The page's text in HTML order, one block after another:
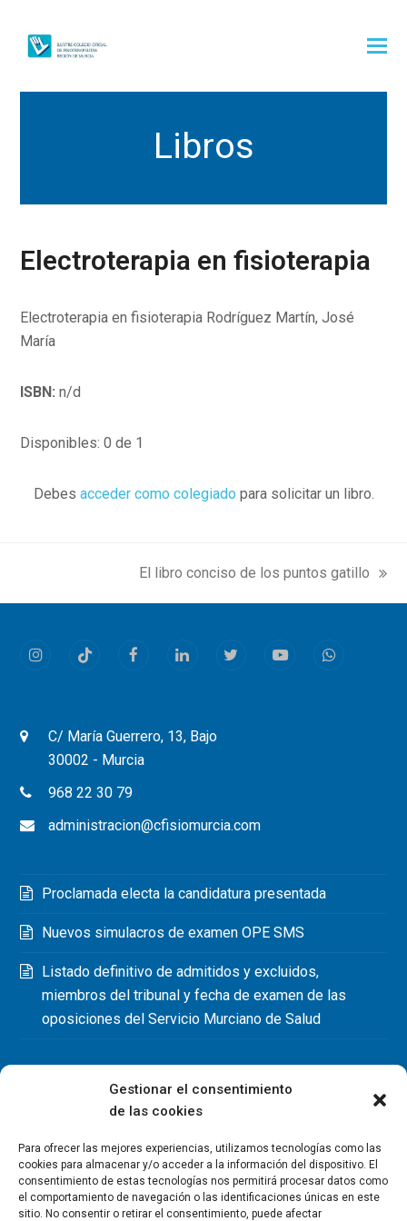
Gestionar el consentimiento
de las cookies
Para ofrecer las mejores experiencias, utilizamos tecnologías como las
cookies para almacenar y/o acceder a la información del dispositivo. El
consentimiento de estas tecnologías nos permitirá procesar datos como
el comportamiento de navegación o las identificaciones únicas en este
sitio. No consentir o retirar el consentimiento, puede afectar
Libros
Electroterapia en fisioterapia
Electroterapia en fisioterapia Rodríguez Martín, José
María
ISBN: n/d
Disponibles: 0 de 1
Debes acceder como colegiado para solicitar un libro.
next
post:
El libro conciso de los puntos gatillo
InstagramTiktok FacebookLinkedInTwitterYoutubeWhatsapp
C/ María Guerrero, 13, Bajo
30002 - Murcia
968 22 30 79
administracion@cfisiomurcia.com
Proclamada electa la candidatura presentada
Nuevos simulacros de examen OPE SMS
Listado definitivo de admitidos y excluidos,
miembros del tribunal y fecha de examen de las
oposiciones del Servicio Murciano de Salud